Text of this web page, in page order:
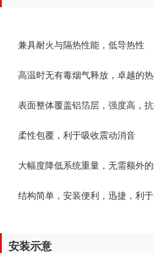
兼具耐火与隔热性能，低导热性
高温时无有毒烟气释放，卓越的热
表面整体覆盖铝箔层，强度高，抗
柔性包覆，利于吸收震动消音
大幅度降低系统重量，无需额外的
结构简单，安装便利，迅捷，利于
安装示意